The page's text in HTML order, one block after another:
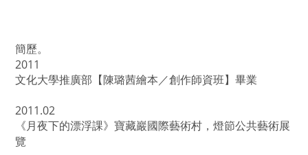
簡歷。
2011
文化大學推廣部【陳璐茜繪本／創作師資班】畢業
2011.02
《月夜下的漂浮課》寶藏巖國際藝術村，燈節公共藝術展
覽